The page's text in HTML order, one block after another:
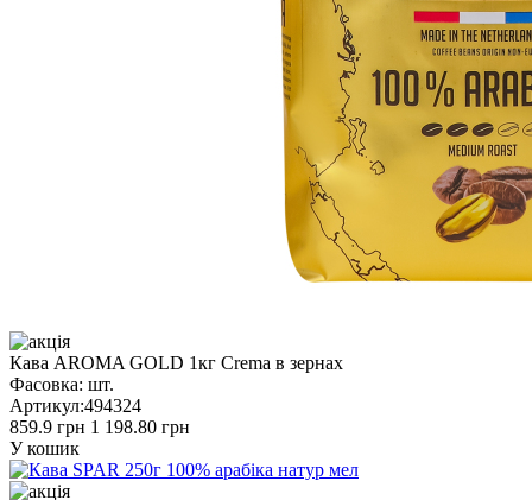
Кава AROMA GOLD 1кг Crema в зернах
Фасовка: шт.
Артикул:494324
859.9 грн 1 198.80 грн
У кошик